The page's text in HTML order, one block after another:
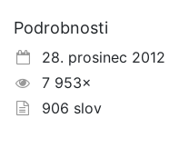
Podrobnosti
28. prosinec 2012
7 953×
906 slov